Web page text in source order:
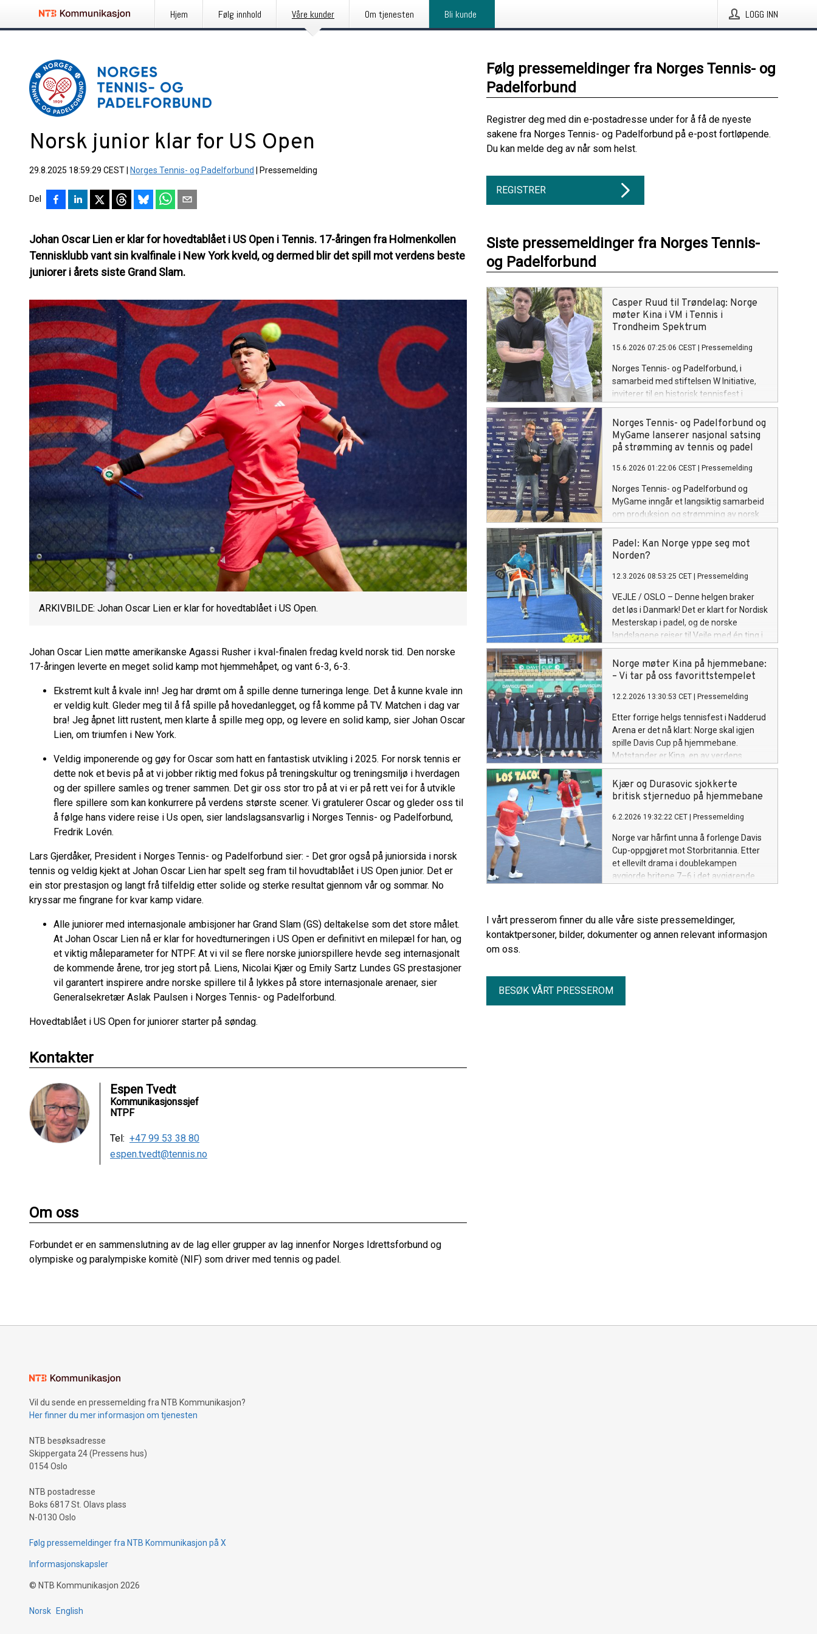
Hjem Følg innhold Våre kunder Om tjenesten Bli kunde LOGG INN
Norsk junior klar for US Open
29.8.2025 18:59:29 CEST Norges Tennis- og Padelforbund Pressemelding
Del
Johan Oscar Lien er klar for hovedtablået i US Open i Tennis. 17-åringen fra Holmenkollen
Tennisklubb vant sin kvalfinale i New York kveld, og dermed blir det spill mot verdens beste
juniorer i årets siste Grand Slam.
ARKIVBILDE: Johan Oscar Lien er klar for hovedtablået i US Open.
Johan Oscar Lien møtte amerikanske Agassi Rusher i kval-finalen fredag kveld norsk tid. Den norske
17-åringen leverte en meget solid kamp mot hjemmehåpet, og vant 6-3, 6-3.
Ekstremt kult å kvale inn! Jeg har drømt om å spille denne turneringa lenge. Det å kunne kvale inn
er veldig kult. Gleder meg til å få spille på hovedanlegget, og få komme på TV. Matchen i dag var
bra! Jeg åpnet litt rustent, men klarte å spille meg opp, og levere en solid kamp, sier Johan Oscar
Lien, om triumfen i New York.
Veldig imponerende og gøy for Oscar som hatt en fantastisk utvikling i 2025. For norsk tennis er
dette nok et bevis på at vi jobber riktig med fokus på treningskultur og treningsmiljø i hverdagen
og der spillere samles og trener sammen. Det gir oss stor tro på at vi er på rett vei for å utvikle
flere spillere som kan konkurrere på verdens største scener. Vi gratulerer Oscar og gleder oss til
å følge hans videre reise i Us open, sier landslagsansvarlig i Norges Tennis- og Padelforbund,
Fredrik Lovén.
Lars Gjerdåker, President i Norges Tennis- og Padelforbund sier: - Det gror også på juniorsida i norsk
tennis og veldig kjekt at Johan Oscar Lien har spelt seg fram til hovudtablået i US Open junior. Det er
ein stor prestasjon og langt frå tilfeldig etter solide og sterke resultat gjennom vår og sommar. No
kryssar me fingrane for kvar kamp vidare.
Alle juniorer med internasjonale ambisjoner har Grand Slam (GS) deltakelse som det store målet.
At Johan Oscar Lien nå er klar for hovedturneringen i US Open er definitivt en milepæl for han, og
et viktig måleparameter for NTPF. At vi vil se flere norske juniorspillere hevde seg internasjonalt
de kommende årene, tror jeg stort på. Liens, Nicolai Kjær og Emily Sartz Lundes GS prestasjoner
vil garantert inspirere andre norske spillere til å lykkes på store internasjonale arenaer, sier
Generalsekretær Aslak Paulsen i Norges Tennis- og Padelforbund.
Hovedtablået i US Open for juniorer starter på søndag.
Kontakter
Espen Tvedt
Kommunikasjonssjef
NTPF
Tel: +47 99 53 38 80
espen.tvedt@tennis.no
Om oss
Forbundet er en sammenslutning av de lag eller grupper av lag innenfor Norges Idrettsforbund og
olympiske og paralympiske komitè (NIF) som driver med tennis og padel.
Følg pressemeldinger fra Norges Tennis- og
Padelforbund
Registrer deg med din e-postadresse under for å få de nyeste
sakene fra Norges Tennis- og Padelforbund på e-post fortløpende.
Du kan melde deg av når som helst.
REGISTRER
Siste pressemeldinger fra Norges Tennis-
og Padelforbund
Casper Ruud til Trøndelag: Norge
møter Kina i VM i Tennis i
Trondheim Spektrum
15.6.2026 07:25:06 CEST Pressemelding
Norges Tennis- og Padelforbund, i
samarbeid med stiftelsen W Initiative,
inviterer til en historisk tennisfest i
Trøndelag. Den 18. og 19. september
braker det løs i Trondheim Spektrum når
Norge møter Kina i Davis Cup –
tennisens offisielle VM
Norges Tennis- og Padelforbund og
MyGame lanserer nasjonal satsing
på strømming av tennis og padel
15.6.2026 01:22:06 CEST Pressemelding
Norges Tennis- og Padelforbund og
MyGame inngår et langsiktig samarbeid
om produksjon og strømming av norsk
tennis og padel (fra tidligst 2027).
Gjennom den nye plattformen Tennis &
Padel TV er ambisjonen å gjøre både
publikum over hele landet.
Padel: Kan Norge yppe seg mot
Norden?
12.3.2026 08:53:25 CET Pressemelding
VEJLE / OSLO – Denne helgen braker
det løs i Danmark! Det er klart for Nordisk
Mesterskap i padel, og de norske
landslagene reiser til Vejle med én ting i
sikte: Å vise naboene våre at Norge for
alvor har blitt en padel-nasjon å regne
med.
Norge møter Kina på hjemmebane:
– Vi tar på oss favorittstempelet
12.2.2026 13:30:53 CET Pressemelding
Etter forrige helgs tennisfest i Nadderud
Arena er det nå klart: Norge skal igjen
spille Davis Cup på hjemmebane.
Motstander er Kina, en av verdens
raskest voksende tennisnasjoner.
Landslagsledelsen og forbundet varsler
en tøff kamp, men har stor tro på norsk
Kjær og Durasovic sjokkerte
britisk stjerneduo på hjemmebane
6.2.2026 19:32:22 CET Pressemelding
Norge var hårfint unna å forlenge Davis
Cup-oppgjøret mot Storbritannia. Etter
et ellevilt drama i doublekampen
avgjorde britene 7–6 i det avgjørende
med seier i doublekampen på Nadderud
I vårt presserom finner du alle våre siste pressemeldinger,
kontaktpersoner, bilder, dokumenter og annen relevant informasjon
om oss.
BESØK VÅRT PRESSEROM
Vil du sende en pressemelding fra NTB Kommunikasjon?
Her finner du mer informasjon om tjenesten
NTB besøksadresse
Skippergata 24 (Pressens hus)
0154 Oslo
NTB postadresse
Boks 6817 St. Olavs plass
N-0130 Oslo
Følg pressemeldinger fra NTB Kommunikasjon på X
Informasjonskapsler
© NTB Kommunikasjon 2026
Norsk English